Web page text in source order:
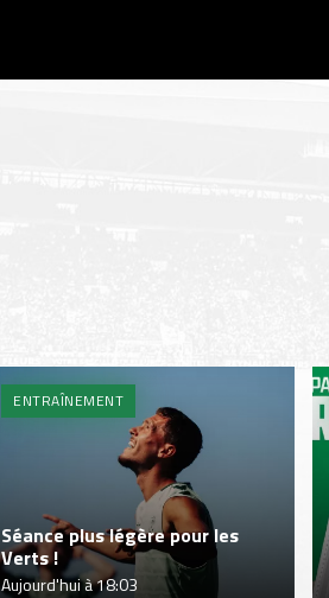
ENTRAÎNEMENT
Séance plus légère pour les
Verts !
Aujourd'hui à 18:03